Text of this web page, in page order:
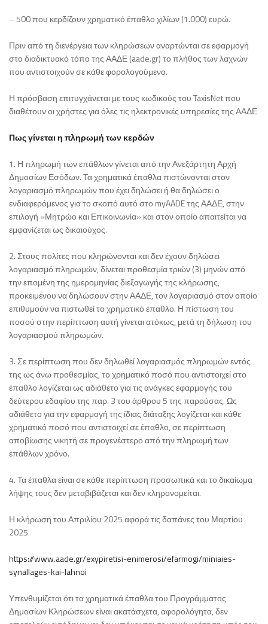
– 500 που κερδίζουν χρηματικό έπαθλο χιλίων (1.000) ευρώ.
Πριν από τη διενέργεια των κληρώσεων αναρτώνται σε εφαρμογή
στο διαδικτυακό τόπο της ΑΑΔΕ (aade.gr) το πλήθος των λαχνών
που αντιστοιχούν σε κάθε φορολογούμενο.
Η πρόσβαση επιτυγχάνεται με τους κωδικούς του TaxisNet που
διαθέτουν οι χρήστες για όλες τις ηλεκτρονικές υπηρεσίες της ΑΑΔΕ
Πως γίνεται η πληρωμή των κερδών
1. Η πληρωμή των επάθλων γίνεται από την Ανεξάρτητη Αρχή
Δημοσίων Εσόδων. Τα χρηματικά έπαθλα πιστώνονται στον
λογαριασμό πληρωμών που έχει δηλώσει ή θα δηλώσει ο
ενδιαφερόμενος για το σκοπό αυτό στο myAADE της ΑΑΔΕ, στην
επιλογή «Μητρώο και Επικοινωνία» και στον οποίο απαιτείται να
εμφανίζεται ως δικαιούχος.
2. Στους πολίτες που κληρώνονται και δεν έχουν δηλώσει
λογαριασμό πληρωμών, δίνεται προθεσμία τριών (3) μηνών από
την επομένη της ημερομηνίας διεξαγωγής της κλήρωσης,
προκειμένου να δηλώσουν στην ΑΑΔΕ, τον λογαριασμό στον οποίο
επιθυμούν να πιστωθεί το χρηματικό έπαθλο. Η πίστωση του
ποσού στην περίπτωση αυτή γίνεται ατόκως, μετά τη δήλωση του
λογαριασμού πληρωμών.
3. Σε περίπτωση που δεν δηλωθεί λογαριασμός πληρωμών εντός
της ως άνω προθεσμίας, το χρηματικό ποσό που αντιστοιχεί στο
έπαθλο λογίζεται ως αδιάθετο για τις ανάγκες εφαρμογής του
δεύτερου εδαφίου της παρ. 3 του άρθρου 5 της παρούσας. Ως
αδιάθετο για την εφαρμογή της ίδιας διάταξης λογίζεται και κάθε
χρηματικό ποσό που αντιστοιχεί σε έπαθλο, σε περίπτωση
αποβίωσης νικητή σε προγενέστερο από την πληρωμή των
επάθλων χρόνο.
4. Τα έπαθλα είναι σε κάθε περίπτωση προσωπικά και το δικαίωμα
λήψης τους δεν μεταβιβάζεται και δεν κληρονομείται.
Η κλήρωση του Απριλίου 2025 αφορά τις δαπάνες του Μαρτίου
2025
https://www.aade.gr/exypiretisi-enimerosi/efarmogi/miniaies-
synallages-kai-lahnoi
Υπενθυμίζεται ότι τα χρηματικά έπαθλα του Προγράμματος
Δημοσίων Κληρώσεων είναι ακατάσχετα, αφορολόγητα, δεν